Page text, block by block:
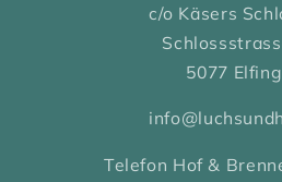
c/o Käsers
5077
Telefon Hof &